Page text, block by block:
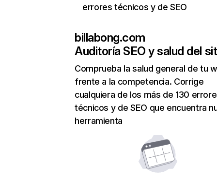
errores técnicos y de SEO
billabong.com
Auditoría SEO y salud del
Comprueba la salud general de tu
frente a la competencia. Corrige
cualquiera de los más de 130
técnicos y de SEO que encuentra
herramienta